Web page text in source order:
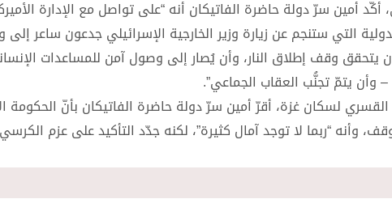
أمين سرّ دولة حاضرة الفاتيكان أنه “على تواصل مع الإدارة
التي ستنجم عن زيارة وزير الخارجية الإسرائيلي جدعون ساعر
أن يتحقق وقف إطلاق النار، وأن يُصار إلى وصول آمن للمساعدات
يتمّ تجنُّب العقاب الجماعي”.
القسري لسكان غزة، أقرّ أمين سرّ دولة حاضرة الفاتيكان بأنّ الحكومة
وأنه “ربما لا توجد آمال كثيرة”، لكنه جدّد التأكيد على عزم